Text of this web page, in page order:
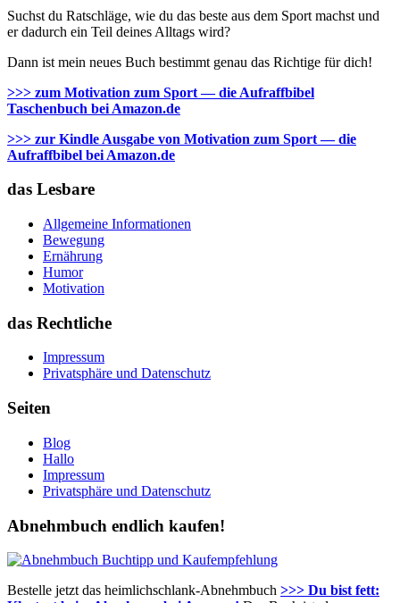
Suchst du Ratschläge, wie du das beste aus dem Sport machst und
er dadurch ein Teil deines Alltags wird?
Dann ist mein neues Buch bestimmt genau das Richtige für dich!
>>> zum Motivation zum Sport — die Aufraffbibel
Taschenbuch bei Amazon.de
>>> zur Kindle Ausgabe von Motivation zum Sport — die
Aufraffbibel bei Amazon.de
das Lesbare
Allgemeine Informationen
Bewegung
Ernährung
Humor
Motivation
das Rechtliche
Impressum
Privatsphäre und Datenschutz
Seiten
Blog
Hallo
Impressum
Privatsphäre und Datenschutz
Abnehmbuch endlich kaufen!
Bestelle jetzt das heimlichschlank-Abnehmbuch >>> Du bist fett: